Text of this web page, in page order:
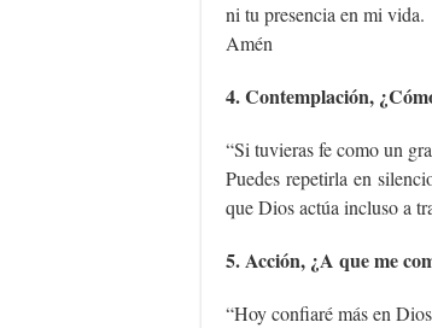
ni tu presencia en mi vida.
Amén
4. Contemplación,
“Si tuvieras fe como un
Puedes repetirla en
que Dios actúa incluso a
5. Acción, ¿A que me
“Hoy confiaré más en